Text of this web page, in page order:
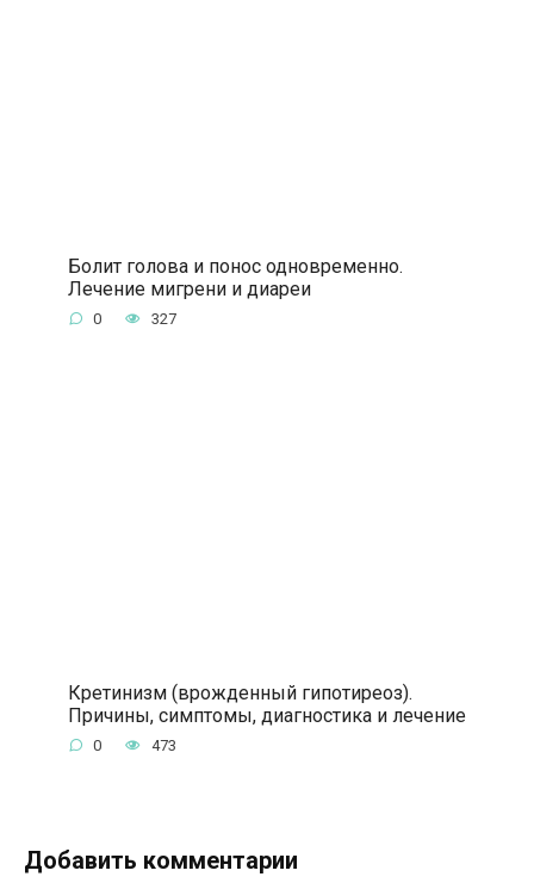
Болит голова и понос одновременно.
Лечение мигрени и диареи
0 327
Кретинизм (врожденный гипотиреоз).
Причины, симптомы, диагностика и лечение
0 473
Добавить комментарии